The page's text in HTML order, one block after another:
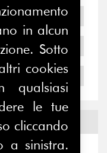
in alcun
Sotto
cookies
le tue
cliccando
a sinistra.